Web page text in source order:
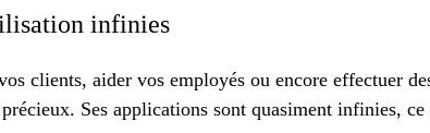
infinies
clients, aider vos employés ou encore effectuer
Ses applications sont quasiment infinies,